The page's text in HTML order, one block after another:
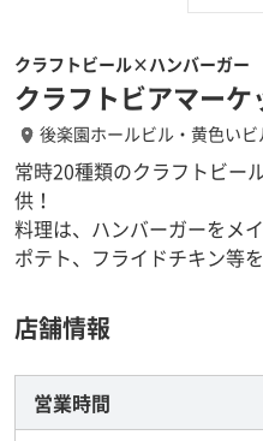
クラフトビール×ハンバーガー
クラフトビアマーケ
後楽園ホールビル・黄色い
常時20種類のクラフトビー
供！
料理は、ハンバーガーをメ
ポテト、フライドチキン等
店舗情報
営業時間